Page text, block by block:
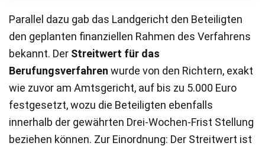
Parallel dazu gab das Landgericht den Beteiligten
den geplanten finanziellen Rahmen des Verfahrens
bekannt. Der Streitwert für das
Berufungsverfahren wurde von den Richtern, exakt
wie zuvor am Amtsgericht, auf bis zu 5.000 Euro
festgesetzt, wozu die Beteiligten ebenfalls
innerhalb der gewährten Drei-Wochen-Frist Stellung
beziehen können. Zur Einordnung: Der Streitwert ist